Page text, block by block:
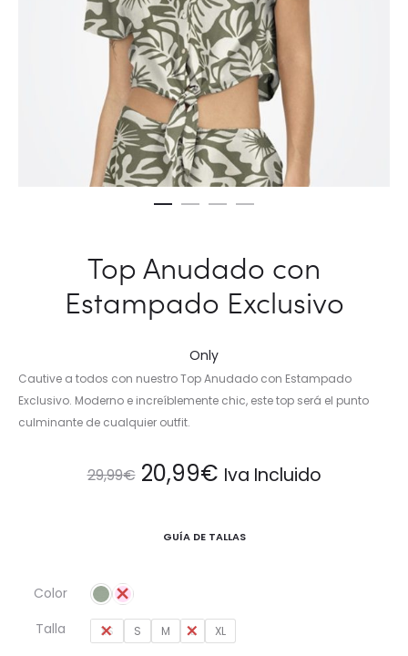
Top Anudado con
Estampado Exclusivo
Only
Cautive a todos con nuestro Top Anudado con Estampado
Exclusivo. Moderno e increíblemente chic, este top será el punto
culminante de cualquier outfit.
29,99€ El
29,99€.
20,99€El
20,99€.
Iva Incluido
GUÍA DE TALLAS
Color
Talla
XS S M L XL